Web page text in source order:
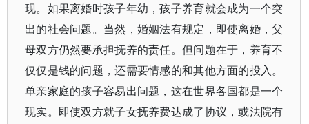
现。如果离婚时孩子年幼，孩子养育就会成为一个突
出的社会问题。当然，婚姻法有规定，即使离婚，父
母双方仍然要承担抚养的责任。但问题在于，养育不
仅仅是钱的问题，还需要情感的和其他方面的投入。
单亲家庭的孩子容易出问题，这在世界各国都是一个
现实。即使双方就子女抚养费达成了协议，或法院有